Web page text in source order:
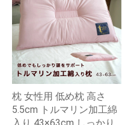
枕 女性用 低め枕 高さ
5.5cm トルマリン加工綿